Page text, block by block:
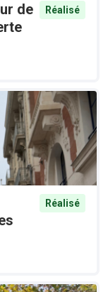
de
Réalisé
Réalisé